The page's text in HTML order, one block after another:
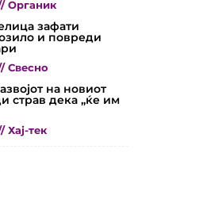
Органик
зафати
и повреди
Свесно
на новиот
страв дека „ќе им
Хај-тек